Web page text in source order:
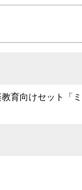
育向けセット「